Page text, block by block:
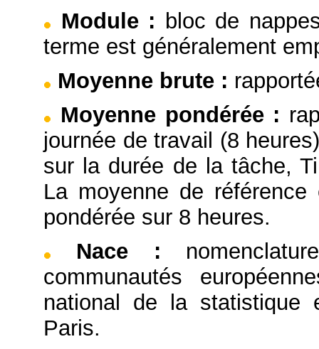
Module: bloc de
terme est généralement
Moyenne brute :
Moyenne pondérée :
journée de travail (8
sur la durée de la tâche,
La moyenne de
pondérée sur 8 heures.
Nace :
communautés
national de la statistique
Paris.